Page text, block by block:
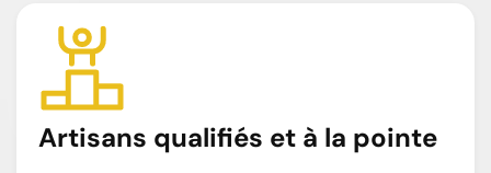
Artisans qualifiés et à la pointe